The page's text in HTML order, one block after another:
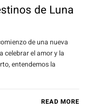
de Luna
de una nueva
celebrar el amor y la
entendemos la
READ MORE